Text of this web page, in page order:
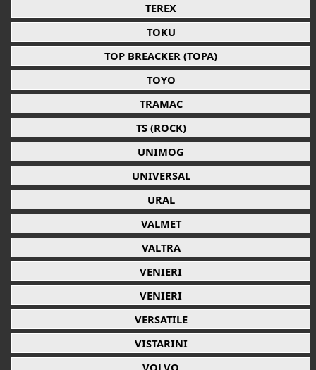
TEREX
TOKU
TOP BREACKER (TOPA)
TOYO
TRAMAC
TS (ROCK)
UNIMOG
UNIVERSAL
URAL
VALMET
VALTRA
VENIERI
VENIERI
VERSATILE
VISTARINI